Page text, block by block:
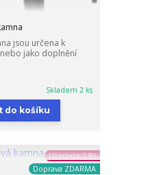
jsou určena k
jako doplnění
Skladem 2 ks
do košíku
Ušetřete 2 %!
Doprava ZDARMA